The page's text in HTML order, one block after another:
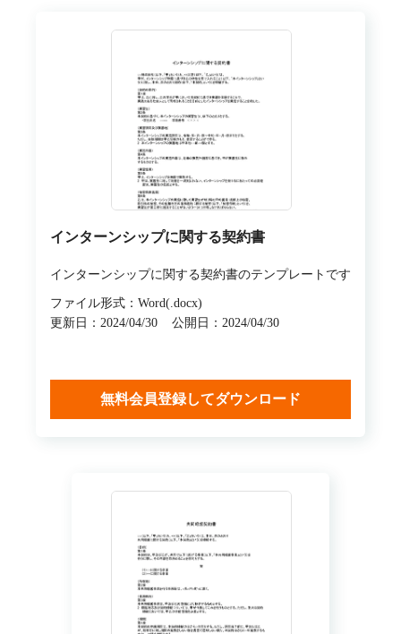
インターンシップに関する契約書
インターンシップに関する契約書のテンプレートです
ファイル形式：Word(.docx)
更新日：2024/04/30
公開日：2024/04/30
無料会員登録してダウンロード